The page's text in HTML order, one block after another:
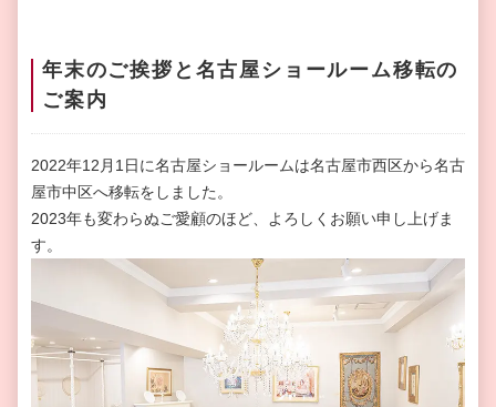
年末のご挨拶と名古屋ショールーム移転の
ご案内
2022年12月1日に名古屋ショールームは名古屋市西区から名古
屋市中区へ移転をしました。
2023年も変わらぬご愛顧のほど、よろしくお願い申し上げま
す。